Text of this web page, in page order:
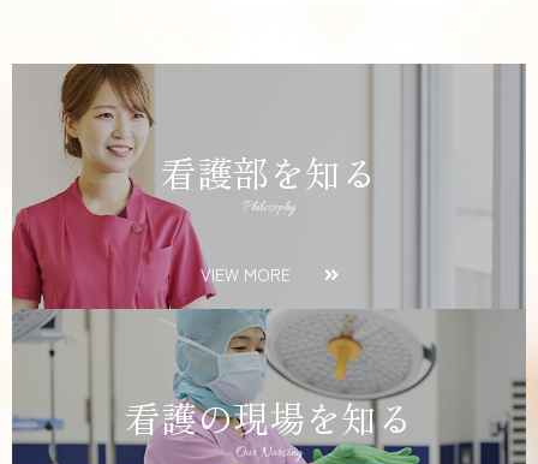
看護部を知る
Philosophy
VIEW MORE
看護の現場を知る
Our Nursing